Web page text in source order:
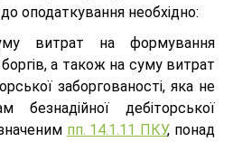
оподаткування необхідно:
витрат на формування
а також на суму витрат
заборгованості, яка не
безнадійної дебіторської
пп. 14.1.11 ПКУ, понад